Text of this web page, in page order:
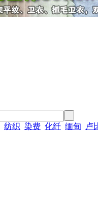
纺织 染费 化纤 缅甸 卢